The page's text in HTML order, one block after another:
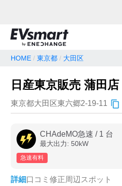
地名・観光スポット・住所で検索
充電器の種類
急速充電器のみ表示
高速道路上のみ表示
HOME 東京都 大田区
日産東京販売 蒲田店
東京都大田区東六郷2-19-11
CHAdeMO急速 / 1 台
最大出力: 50kW
急速有料
詳細口コミ 修正周辺スポット